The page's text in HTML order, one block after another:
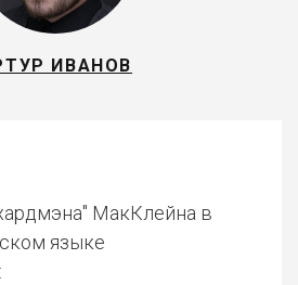
ИВАНОВ
МакКлейна в
языке